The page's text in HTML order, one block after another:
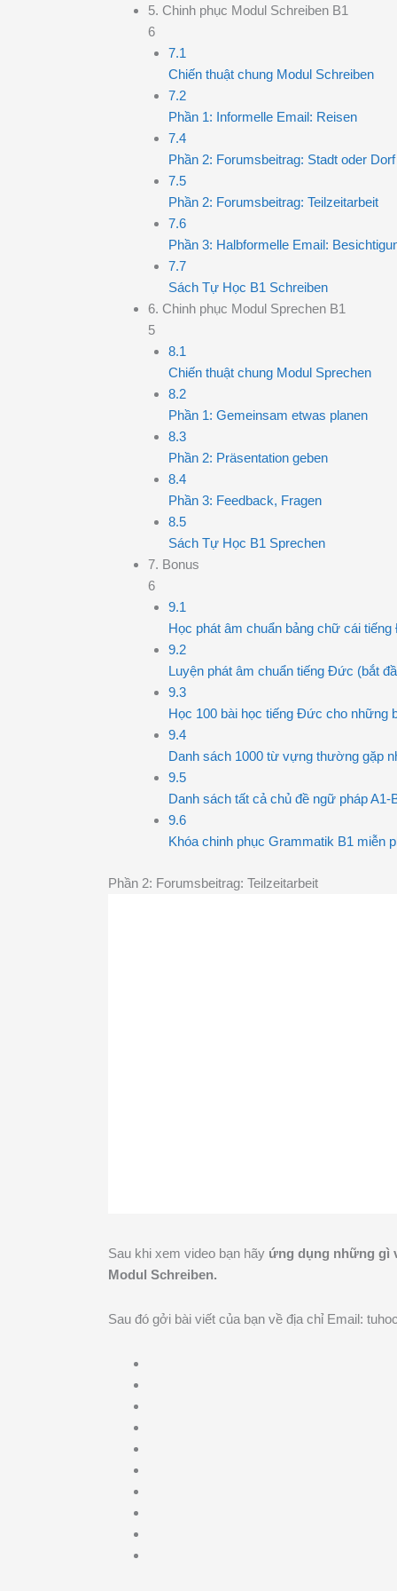
5. Chinh phục Modul Schreiben B1
6
7.1
Chiến thuật chung Modul Schreiben
7.2
Phần 1: Informelle Email: Reisen
7.4
Phần 2: Forumsbeitrag: Stadt oder Dorf
7.5
Phần 2: Forumsbeitrag: Teilzeitarbeit
7.6
Phần 3: Halbformelle Email:
7.7
Sách Tự Học B1 Schreiben
6. Chinh phục Modul Sprechen B1
5
8.1
Chiến thuật chung Modul Sprechen
8.2
Phần 1: Gemeinsam etwas planen
8.3
Phần 2: Präsentation geben
8.4
Phần 3: Feedback, Fragen
8.5
Sách Tự Học B1 Sprechen
7. Bonus
6
9.1
Học phát âm chuẩn bảng chữ cái
9.2
Luyện phát âm chuẩn tiếng Đức (bắt
9.3
Học 100 bài học tiếng Đức cho những
9.4
Danh sách 1000 từ vựng thường gặp
9.5
Danh sách tất cả chủ đề ngữ pháp A1-
9.6
Khóa chinh phục Grammatik B1 miễn
Phần 2: Forumsbeitrag: Teilzeitarbeit
Sau khi xem video bạn hãy ứng dụng những gì
Modul Schreiben.
Sau đó gởi bài viết của bạn về địa chỉ Email: